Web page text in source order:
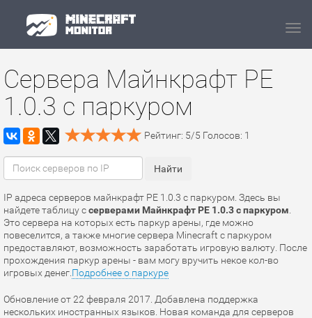
Сервера Майнкрафт PE
1.0.3 с паркуром
Рейтинг: 5/5 Голосов: 1
IP адреса серверов майнкрафт PE 1.0.3 с паркуром. Здесь вы
найдете таблицу ссерверами Майнкрафт PE 1.0.3 с паркуром
Это сервера на которых есть паркур арены, где можно
повеселится, а также многие сервера Minecraft с паркуром
предоставляют, возможность заработать игровую валюту. После
прохождения паркур арены - вам могу вручить некое кол-во
игровых денег. Подробнее о паркуре
Обновление от 22 февраля 2017. Добавлена поддержка
нескольких иностранных языков. Новая команда для серверов